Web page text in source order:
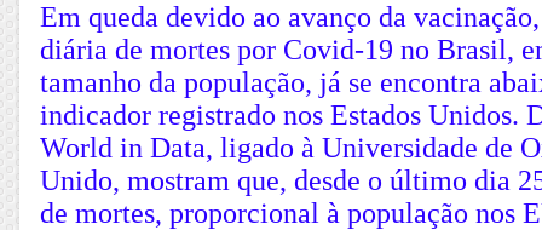
Em queda devido ao avanço da
diária de mortes por Covid-19 no Brasil,
tamanho da população, já se encontra
indicador registrado nos Estados Unidos.
World in Data, ligado à Universidade de
Unido, mostram que, desde o último dia
de mortes, proporcional à população nos